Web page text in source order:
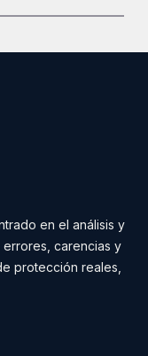
en el análisis y
carencias y
protección reales,